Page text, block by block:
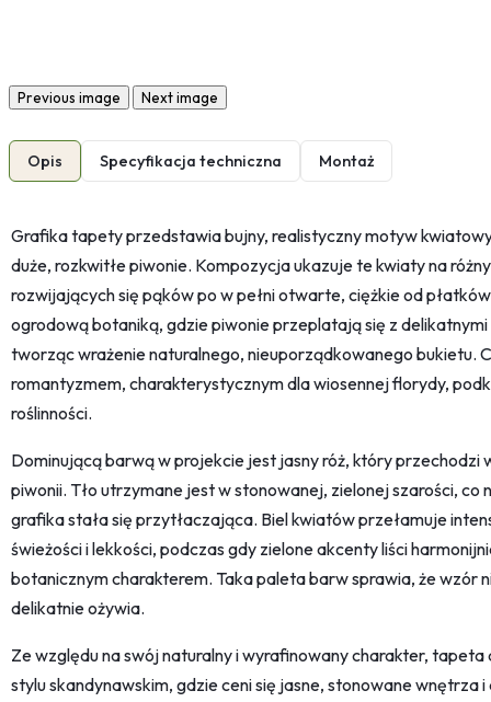
Previous image Next image
Opis Specyfikacja techniczna Montaż
Grafika tapety przedstawia bujny, realistyczny motyw
duże, rozkwitłe piwonie. Kompozycja ukazuje te kwiaty na
rozwijających się pąków po w pełni otwarte, ciężkie od
ogrodową botaniką, gdzie piwonie przeplatają się z
tworząc wrażenie naturalnego, nieuporządkowanego bukietu.
romantyzmem, charakterystycznym dla wiosennej florydy,
roślinności.
Dominującą barwą w projekcie jest jasny róż, który przechodzi
piwonii. Tło utrzymane jest w stonowanej, zielonej szarości, co
grafika stała się przytłaczająca. Biel kwiatów przełamuje
świeżości i lekkości, podczas gdy zielone akcenty liści
botanicznym charakterem. Taka paleta barw sprawia, że wzór
delikatnie ożywia.
Ze względu na swój naturalny i wyrafinowany charakter, tapeta
stylu skandynawskim, gdzie ceni się jasne, stonowane wnętrza